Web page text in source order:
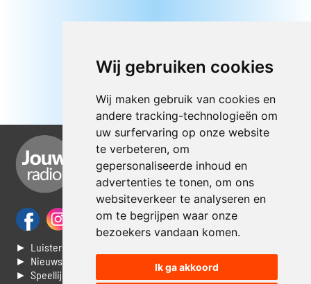
Wij gebruiken cookies
Wij maken gebruik van cookies en
andere tracking-technologieën om
uw surfervaring op onze website
te verbeteren, om
gepersonaliseerde inhoud en
advertenties te tonen, om ons
websiteverkeer te analyseren en
om te begrijpen waar onze
bezoekers vandaan komen.
Ik ga akkoord
► Luisteren naar Jouwradio
► Nieuws
► Speellijst